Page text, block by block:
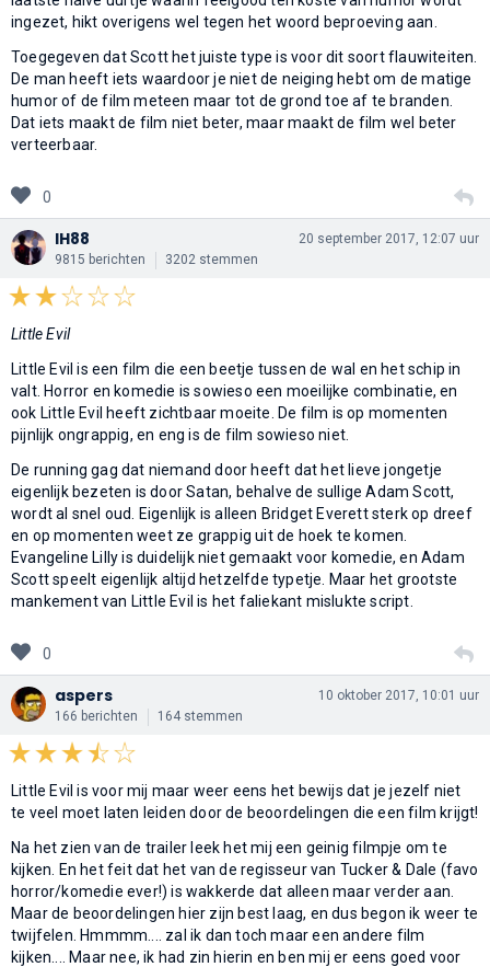
ingezet, hikt overigens wel tegen het woord beproeving aan.
Toegegeven dat Scott het juiste type is voor dit soort flauwiteiten.
De man heeft iets waardoor je niet de neiging hebt om de matige
humor of de film meteen maar tot de grond toe af te branden.
Dat iets maakt de film niet beter, maar maakt de film wel beter
verteerbaar.
0
IH88
9815 berichten 3202 stemmen
20 september 2017, 12:07 uur
Little Evil
Little Evil is een film die een beetje tussen de wal en het schip in
valt. Horror en komedie is sowieso een moeilijke combinatie, en
ook Little Evil heeft zichtbaar moeite. De film is op momenten
pijnlijk ongrappig, en eng is de film sowieso niet.
De running gag dat niemand door heeft dat het lieve jongetje
eigenlijk bezeten is door Satan, behalve de sullige Adam Scott,
wordt al snel oud. Eigenlijk is alleen Bridget Everett sterk op dreef
en op momenten weet ze grappig uit de hoek te komen.
Evangeline Lilly is duidelijk niet gemaakt voor komedie, en Adam
Scott speelt eigenlijk altijd hetzelfde typetje. Maar het grootste
mankement van Little Evil is het faliekant mislukte script.
0
aspers
166 berichten 164 stemmen
10 oktober 2017, 10:01 uur
Little Evil is voor mij maar weer eens het bewijs dat je jezelf niet
te veel moet laten leiden door de beoordelingen die een film krijgt!
Na het zien van de trailer leek het mij een geinig filmpje om te
kijken. En het feit dat het van de regisseur van Tucker & Dale (favo
horror/komedie ever!) is wakkerde dat alleen maar verder aan.
Maar de beoordelingen hier zijn best laag, en dus begon ik weer te
twijfelen. Hmmmm.... zal ik dan toch maar een andere film
kijken.... Maar nee, ik had zin hierin en ben mij er eens goed voor